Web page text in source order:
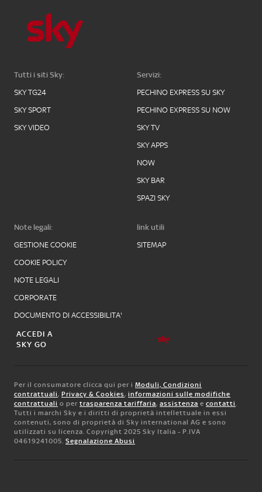
Tutti i siti Sky:
SKY TG24
SKY SPORT
SKY VIDEO
Servizi:
PECHINO EXPRESS SU SKY
PECHINO EXPRESS SU NOW
SKY TV
SKY APPS
NOW
SKY BAR
SPAZI SKY
Note legali:
GESTIONE COOKIE
COOKIE POLICY
NOTE LEGALI
CORPORATE
DOCUMENTO DI ACCESSIBILITA'
link utili
SITEMAP
ACCEDI A
SKY GO
Per il consumatore clicca qui per i Moduli, Condizioni
contrattuali, Privacy & Cookies, informazioni sulle modifiche
contrattuali o per trasparenza tariffaria, assistenza e contatti.
Tutti i marchi Sky e i diritti di proprietà intellettuale in essi
contenuti, sono di proprietà di Sky international AG e sono
utilizzati su licenza. Copyright 2025 Sky Italia - P.IVA
04619241005. Segnalazione Abusi